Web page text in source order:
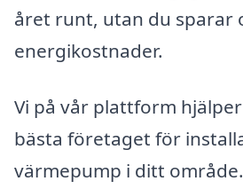
året runt, utan du sparar
energikostnader.
Vi på vår plattform
bästa företaget för
värmepump i ditt